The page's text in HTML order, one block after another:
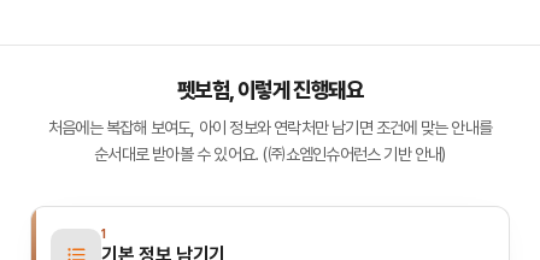
펫보험, 이렇게 진행돼요
처음에는 복잡해 보여도, 아이 정보와 연락처만 남기면 조건에 맞는 안내를
순서대로 받아볼 수 있어요. (㈜쇼엠인슈어런스 기반 안내)
1
기본 정보 남기기